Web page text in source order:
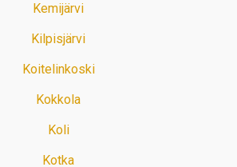
Kemijärvi
Kilpisjärvi
Koitelinkoski
Kokkola
Koli
Kotka